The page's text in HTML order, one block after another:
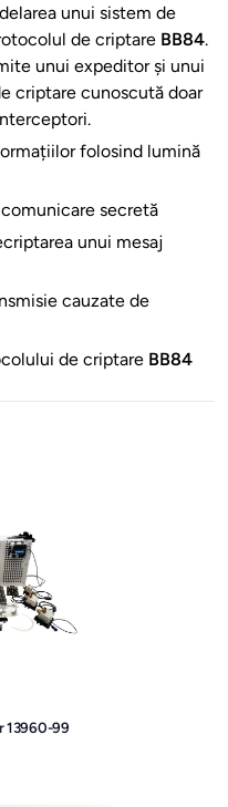
unui sistem de
de criptare BB84.
unui expeditor și unui
criptare cunoscută doar
folosind lumină
secretă
unui mesaj
cauzate de
de criptare BB84
13960-99